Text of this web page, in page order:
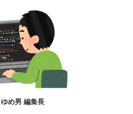
ゆめ男 編集長